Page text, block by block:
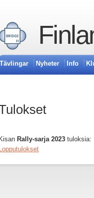
Tävlingar Nyheter Info
Kisan Rally-sarja 2023 tuloksia:
Lopputulokset